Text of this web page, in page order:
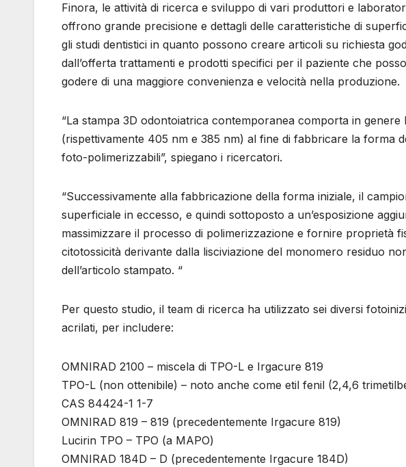
Finora, le attività di ricerca e sviluppo di vari produttori e
offrono grande precisione e dettagli delle caratteristiche di
gli studi dentistici in quanto possono creare articoli su richiesta
dall’offerta trattamenti e prodotti specifici per il paziente che
godere di una maggiore convenienza e velocità nella produzione.
“La stampa 3D odontoiatrica contemporanea comporta in genere
(rispettivamente 405 nm e 385 nm) al fine di fabbricare la forma
foto-polimerizzabili”, spiegano i ricercatori.
“Successivamente alla fabbricazione della forma iniziale, il
superficiale in eccesso, e quindi sottoposto a un’esposizione
massimizzare il processo di polimerizzazione e fornire proprietà
citotossicità derivante dalla lisciviazione del monomero residuo
dell’articolo stampato. “
Per questo studio, il team di ricerca ha utilizzato sei diversi
acrilati, per includere:
OMNIRAD 2100 – miscela di TPO-L e Irgacure 819
TPO-L (non ottenibile) – noto anche come etil fenil (2,4,6
CAS 84424-1 1-7
OMNIRAD 819 – 819 (precedentemente Irgacure 819)
Lucirin TPO – TPO (a MAPO)
OMNIRAD 184D – D (precedentemente Irgacure 184D)